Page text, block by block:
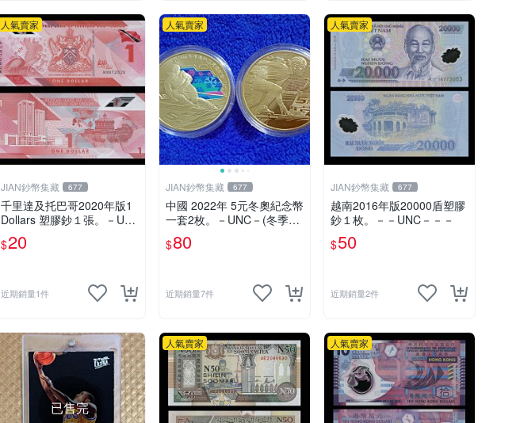
人氣賣家
JIAN鈔幣集藏 677
千里達及托巴哥2020年版1
Dollars 塑膠鈔１張。－UN
C－ (特立尼達和多巴哥-TRI
NIDAD TOBAGO)
$20
近期銷量1件
人氣賣家
JIAN鈔幣集藏 677
中國 2022年 5元冬奧紀念幣
一套2枚。－UNC－(冬季奧
運紀念幣－人民幣-中華人民
共和國)
$80
近期銷量7件
人氣賣家
JIAN鈔幣集藏 677
越南2016年版20000盾塑膠
鈔１枚。－－UNC－－－
$50
近期銷量2件
已售完
人氣賣家 人氣賣家